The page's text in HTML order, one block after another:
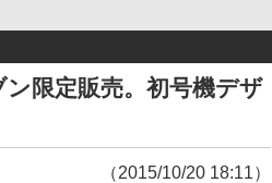
限定販売。初号機デザ
（2015/10/20 18:11）